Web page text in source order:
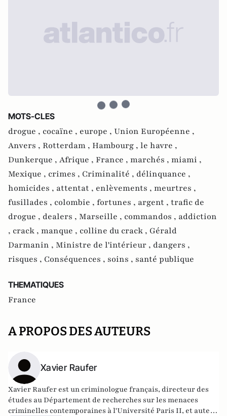
MOTS-CLES
drogue , cocaïne , europe , Union Européenne ,
Anvers , Rotterdam , Hambourg , le havre ,
Dunkerque , Afrique , France , marchés , miami ,
Mexique , crimes , Criminalité , délinquance ,
homicides , attentat , enlèvements , meurtres ,
fusillades , colombie , fortunes , argent , trafic de
drogue , dealers , Marseille , commandos , addiction
, crack , manque , colline du crack , Gérald
Darmanin , Ministre de l'intérieur , dangers ,
risques , Conséquences , soins , santé publique
THEMATIQUES
France
A PROPOS DES AUTEURS
Xavier Raufer
Xavier Raufer est un criminologue français, directeur des
études au Département de recherches sur les menaces
criminelles contemporaines à l'Université Paris II, et auteur